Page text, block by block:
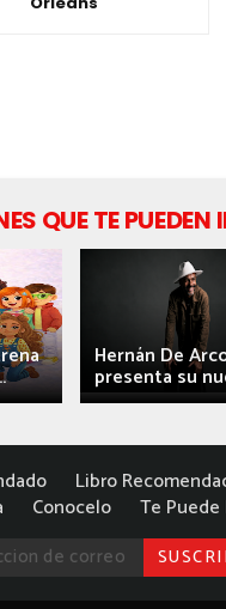
QUE TE PUEDEN
Hernán De
presenta su
Libro
Conocelo Te